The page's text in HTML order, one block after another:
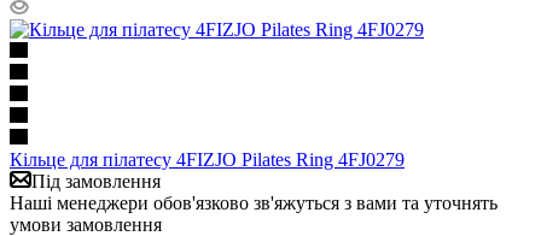
Кільце для пілатесу 4FIZJO Pilates Ring 4FJ0279
Під замовлення
Наші менеджери обов'язково зв'яжуться з вами та уточнять
умови замовлення